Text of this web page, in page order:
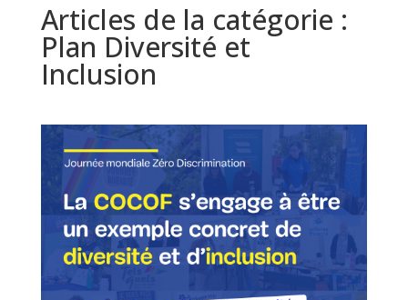
Articles de la catégorie :
Plan Diversité et
Inclusion